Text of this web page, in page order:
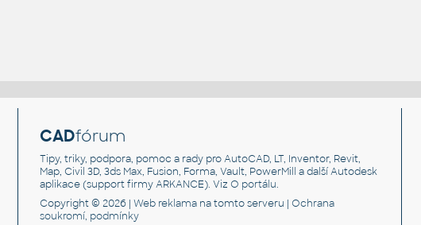
CADfórum
Tipy, triky, podpora, pomoc a rady pro AutoCAD, LT, Inventor, Revit,
Map, Civil 3D, 3ds Max, Fusion, Forma, Vault, PowerMill a další Autodesk
aplikace (support firmy ARKANCE). VizO portálu.
Copyright © 2026 |Web reklama na tomto serveru |Ochrana
soukromí, podmínky